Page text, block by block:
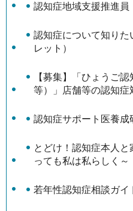
認知症地域支援推進員
認知症について知りた
レット）
【募集】「ひょうご
等）」店舗等の認知症
認知症サポート医養成
とどけ！認知症本人
っても私は私らしく～
若年性認知症相談ガイ